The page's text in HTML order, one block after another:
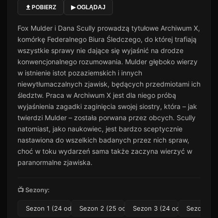
11 Odcinek 11
12 Odcinek 12
23 min · Sezon 1
13 Odcinek 13
32 min · Sezon 1
14 Odcinek 14
34 min · Sezon 1
15 Odcinek 15
35 min · Sezon 1
16 Odcinek 16
35 min · Sezon 1
Odcinek 17
18 Odcinek 18
POBIERZ ▶ OGLĄDAJ
Fox Mulder i Dana Scully prowadzą tytułowe Archiwum X,
komórkę Federalnego Biura Śledczego, do której trafiają
wszystkie sprawy nie dające się wyjaśnić na drodze
konwencjonalnego rozumowania. Mulder głęboko wierzy
w istnienie istot pozaziemskich i innych
niewytłumaczalnych zjawisk, będących przedmiotami ich
śledztw. Praca w Archiwum X jest dla niego próbą
wyjaśnienia zagadki zaginięcia swojej siostry, która – jak
twierdzi Mulder – została porwana przez obcych. Scully
natomiast, jako naukowiec, jest bardzo sceptycznie
nastawiona do wszelkich badanych przez nich spraw,
choć w toku wydarzeń sama także zaczyna wierzyć w
paranormalne zjawiska.
📺 Sezony:
Sezon 1 (24 odc.) Sezon 2 (25 odc.)Sezon 3 (24 odc.)Sezon 4